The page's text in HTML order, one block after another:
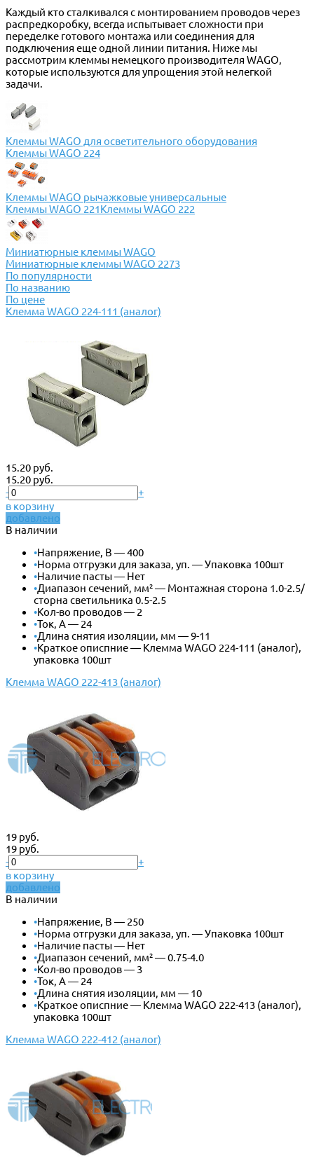
Каждый кто сталкивался с монтированием проводов через
распредкоробку, всегда испытывает сложности при
переделке готового монтажа или соединения для
подключения еще одной линии питания. Ниже мы
рассмотрим клеммы немецкого производителя WAGO,
которые используются для упрощения этой нелегкой
задачи.
Клеммы WAGO для осветительного оборудования
Клеммы WAGO 224
Клеммы WAGO рычажковые универсальные
Клеммы WAGO 221Клеммы WAGO 222
Миниатюрные клеммы WAGO
Миниатюрные клеммы WAGO 2273
По популярности
По названию
По цене
Клемма WAGO 224-111 (аналог)
15.20 руб.
15.20 руб.
-
+
в корзину
добавлено
В наличии
•Напряжение, В — 400
•Норма отгрузки для заказа, уп. — Упаковка 100шт
•Наличие пасты — Нет
•Диапазон сечений, мм² — Монтажная сторона 1.0-2.5/
сторна светильника 0.5-2.5
•Кол-во проводов — 2
•Ток, А — 24
•Длина снятия изоляции, мм — 9-11
•Краткое описпние — Клемма WAGO 224-111 (аналог),
упаковка 100шт
Клемма WAGO 222-413 (аналог)
19 руб.
19 руб.
-
+
в корзину
добавлено
В наличии
•Напряжение, В — 250
•Норма отгрузки для заказа, уп. — Упаковка 100шт
•Наличие пасты — Нет
•Диапазон сечений, мм² — 0.75-4.0
•Кол-во проводов — 3
•Ток, А — 24
•Длина снятия изоляции, мм — 10
•Краткое описпние — Клемма WAGO 222-413 (аналог),
упаковка 100шт
Клемма WAGO 222-412 (аналог)